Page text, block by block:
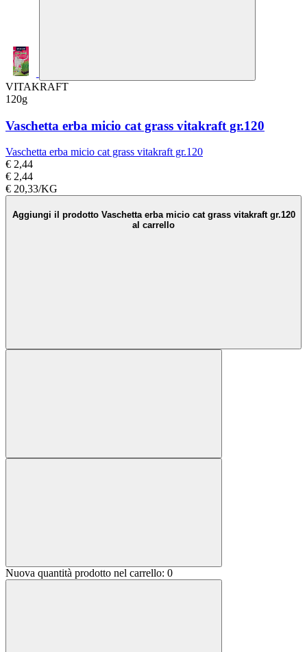
VITAKRAFT
120g
Vaschetta erba micio cat grass vitakraft gr.120
Vaschetta erba micio cat grass vitakraft gr.120
€ 2,44
€ 2,44
€ 20,33/KG
Aggiungi il prodotto Vaschetta erba micio cat grass vitakraft gr.120
al carrello
Nuova quantità prodotto nel carrello: 0